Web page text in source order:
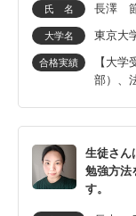
氏 名 長澤
大学名 東京大
合格実績
【大
部）、
生徒さん
勉強方法
す。